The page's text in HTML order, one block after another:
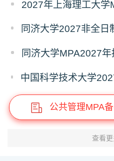
同济大学MPA2027
公共管理MPA
查看